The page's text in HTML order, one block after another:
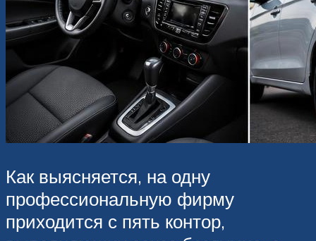
Как выясняется, на одну
профессиональную фирму
приходится с пять контор,